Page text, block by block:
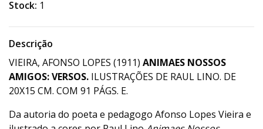
Stock: 1
Descrição
VIEIRA, AFONSO LOPES (1911) ANIMAES NOSSOS
AMIGOS: VERSOS. ILUSTRAÇÕES DE RAUL LINO. DE
20X15 CM. COM 91 PÁGS. E.
Da autoria do poeta e pedagogo Afonso Lopes Vieira e